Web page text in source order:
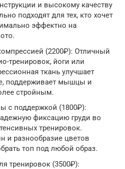
и высокому качеству
подходят для тех, кто хочет
эффектно на
(2200₽): Отличный
тренировок, йоги или
ткань улучшает
поддерживает мышцы и
стройным.
с поддержкой (1800₽):
фиксацию груди во
тренировок.
и разнообразие цветов
топ под любой образ.
тренировок (3500₽):